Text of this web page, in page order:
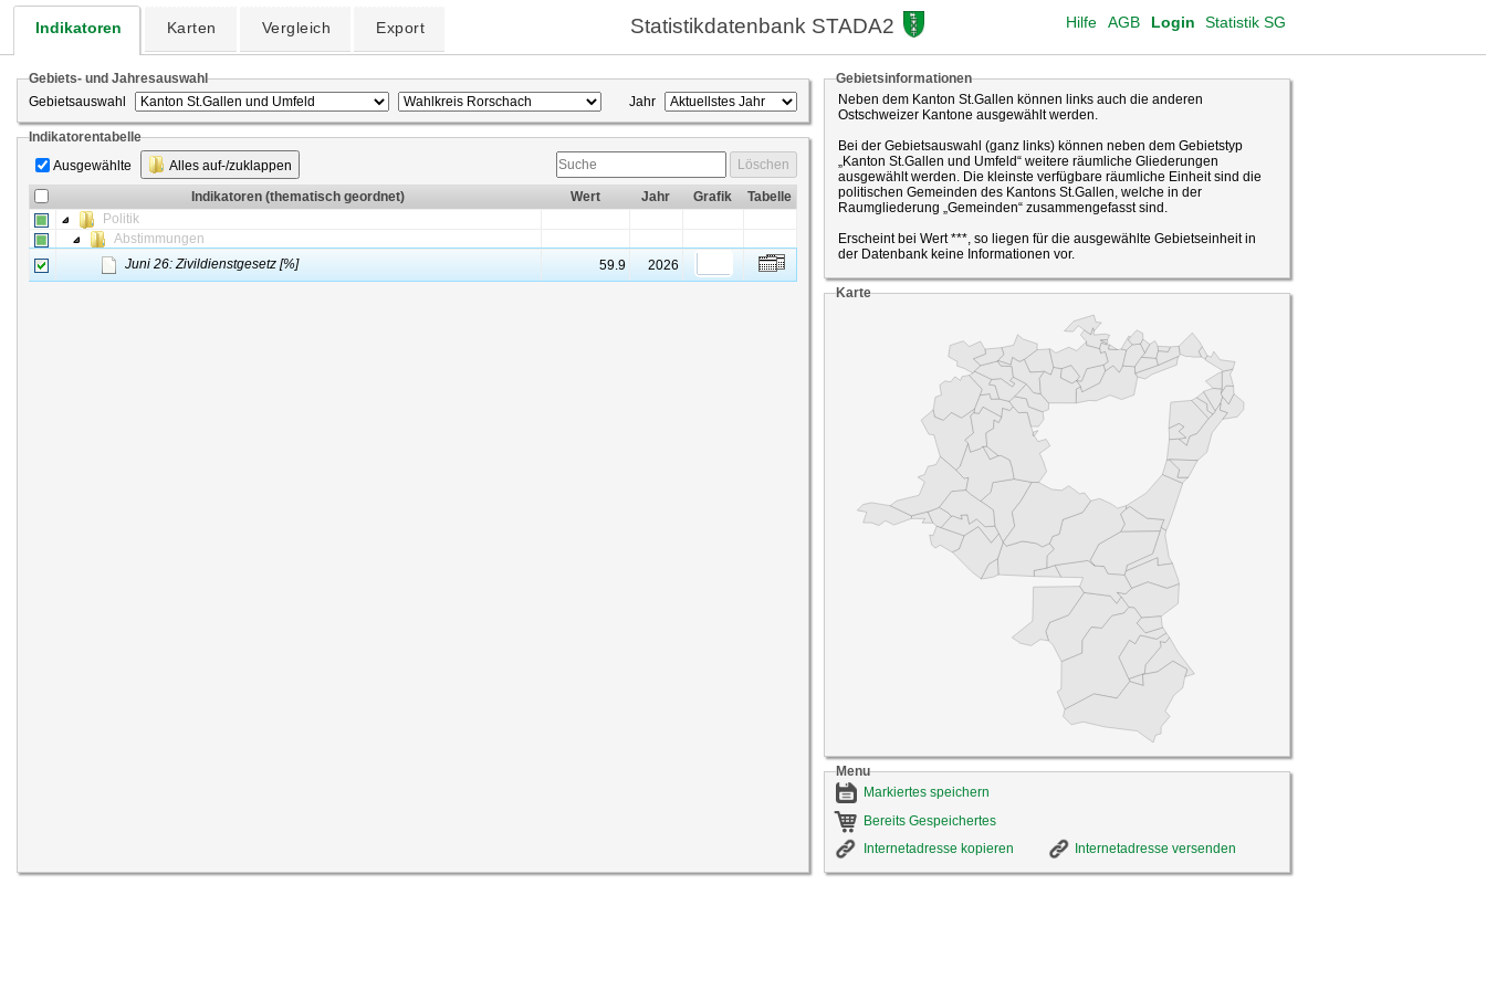
Indikatoren Karten Vergleich Export Statistikdatenbank STADA2 Login Statistik SG
AGB
Hilfe
Gebiets- und Jahresauswahl
Gebietsauswahl
Jahr
Indikatorentabelle
Ausgewählte
Alles auf-/zuklappen Löschen
Indikatoren (thematisch geordnet) Wert Jahr Grafik
Tabelle
Politik
Abstimmungen
Juni 26: Zivildienstgesetz [%]
59.9 2026
Gebietsinformationen
Neben dem Kanton St.Gallen können links auch die anderen
Ostschweizer Kantone ausgewählt werden.
Bei der Gebietsauswahl (ganz links) können neben dem Gebietstyp
„Kanton St.Gallen und Umfeld“ weitere räumliche Gliederungen
ausgewählt werden. Die kleinste verfügbare räumliche Einheit sind die
politischen Gemeinden des Kantons St.Gallen, welche in der
Raumgliederung „Gemeinden“ zusammengefasst sind.
Erscheint bei Wert ***, so liegen für die ausgewählte Gebietseinheit in
der Datenbank keine Informationen vor.
Karte
Menu
Markiertes speichern
Bereits Gespeichertes
Internetadresse kopieren
Internetadresse versenden